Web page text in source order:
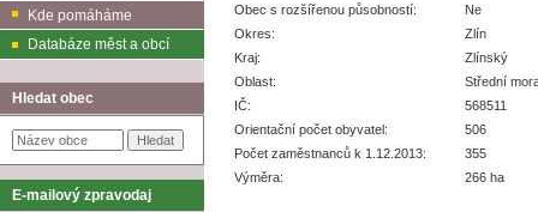
Kde pomáháme
Databáze měst a obcí
Hledat obec
E-mailový zpravodaj
Obec s rozšířenou působností:
Ne
Okres:
Zlín
Kraj:
Zlínský
Oblast:
Střední
IČ:
568511
Orientační počet obyvatel:
506
Počet zaměstnanců k 1.12.2013:
355
Výměra:
266 ha